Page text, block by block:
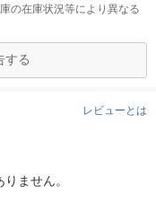
の在庫状況等により異なる
する
レビューとは
ません。